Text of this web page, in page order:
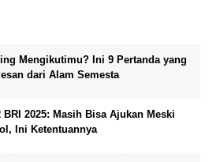
Mengikutimu? Ini 9 Pertanda yang
dari Alam Semesta
BRI 2025: Masih Bisa Ajukan Meski
Ini Ketentuannya